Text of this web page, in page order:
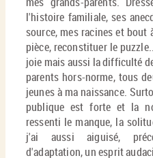
l'histoire familiale, ses
source, mes racines et bout
pièce, reconstituer le
joie mais aussi la difficulté
parents hors-norme, tous
jeunes à ma naissance.
publique est forte et la
ressenti le manque, la
j'ai aussi aiguisé,
d'adaptation, un esprit